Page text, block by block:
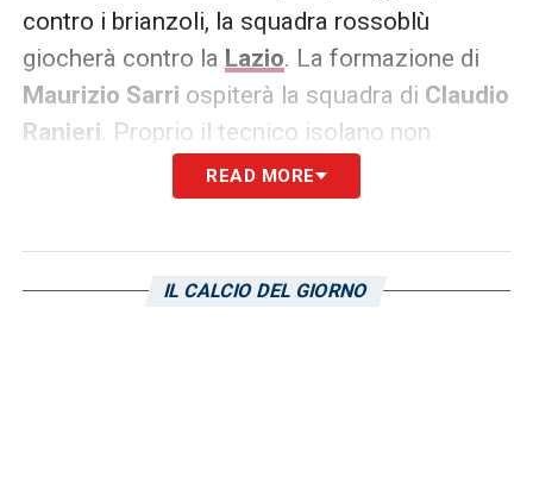
contro i brianzoli, la squadra rossoblù
giocherà contro la Lazio. La formazione di
Maurizio Sarri ospiterà la squadra di Claudio
Ranieri . Proprio il tecnico isolano non
concede giorni di riposo alla propria squadra:
tutti in campo al Crai Sport Center. Come
un nuovo allenamento mattutino in vista
READ MORE
IL CALCIO DEL GIORNO